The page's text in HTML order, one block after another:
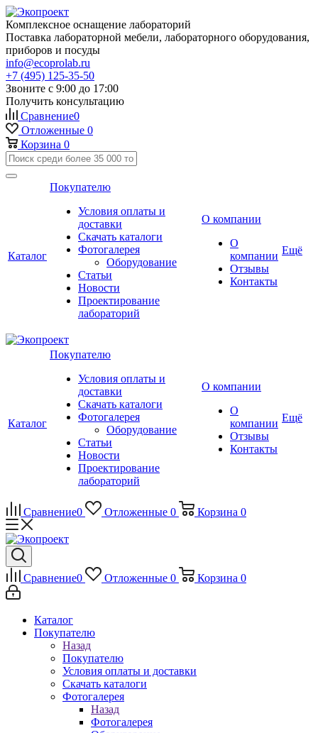
Комплексное оснащение лабораторий
Поставка лабораторной мебели, лабораторного оборудования,
приборов и посуды
info@ecoprolab.ru
+7 (495) 125-35-50
Звоните с 9:00 до 17:00
Получить консультацию
Сравнение0
Отложенные 0
Корзина 0
Каталог
Покупателю
Условия оплаты и
доставки
Скачать каталоги
Фотогалерея
Оборудование
Статьи
Новости
Проектирование
лабораторий
О компании
О
компании
Отзывы
Контакты
Ещё
Каталог
Покупателю
Условия оплаты и
доставки
Скачать каталоги
Фотогалерея
Оборудование
Статьи
Новости
Проектирование
лабораторий
О компании
О
компании
Отзывы
Контакты
Ещё
Сравнение0 Отложенные 0 Корзина 0
Сравнение0 Отложенные 0 Корзина 0
Каталог
Покупателю
Назад
Покупателю
Условия оплаты и доставки
Скачать каталоги
Фотогалерея
Назад
Фотогалерея